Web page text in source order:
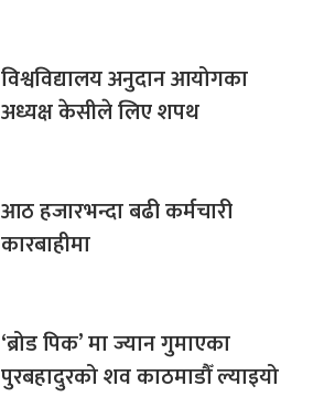
विश्वविद्यालय अनुदान आयोगका
अध्यक्ष केसीले लिए शपथ
आठ हजारभन्दा बढी कर्मचारी
कारबाहीमा
‘ब्रोड पिक’ मा ज्यान गुमाएका
पुरबहादुरको शव काठमाडौँ ल्याइयो